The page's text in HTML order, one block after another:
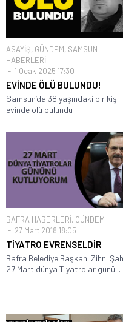
ASAYİŞ, GÜNDEM, SAMSUN
HABERLERİ
1 Ocak 2025 17:30
EVİNDE ÖLÜ BULUNDU!
Samsun’da 38 yaşındaki bir kişi
evinde ölü bulundu
BAFRA HABERLERİ, GÜNDEM
27 Mart 2018 18:05
TİYATRO EVRENSELDİR
Bafra Belediye Başkanı Zihni
27 Mart dünya Tiyatrolar günü...